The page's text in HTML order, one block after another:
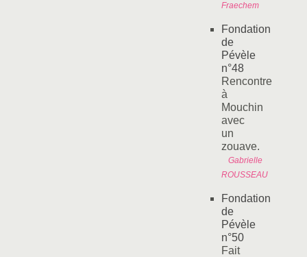
Fraechem
Fondation
de
Pévèle
n°48
Rencontre
à
Mouchin
avec
un
zouave.
Gabrielle
ROUSSEAU
Fondation
de
Pévèle
n°50
Fait